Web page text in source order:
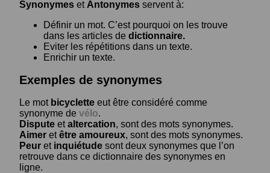
Synonymes etAntonymes servent à:
Définir un mot. C’est pourquoi on les trouve
dans les articles de dictionnaire.
Eviter les répétitions dans un texte.
Enrichir un texte.
Exemples de synonymes
Le mot bicyclette eut être considéré comme
synonyme de vélo.
Dispute etaltercation, sont des mots synonymes.
Aimer etêtre amoureux, sont des mots synonymes.
Peur et inquiétude sont deux synonymes que l’on
retrouve dans ce dictionnaire des synonymes en
ligne.